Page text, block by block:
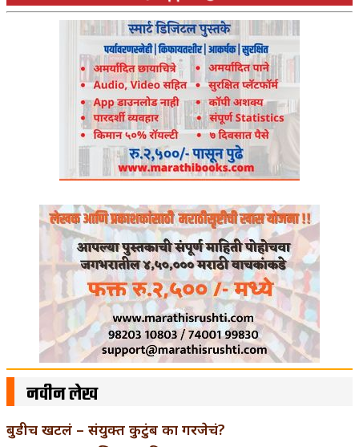
नवीन लेख
बुडीच खटलं – संयुक्त कुटुंब का गरजेचं?